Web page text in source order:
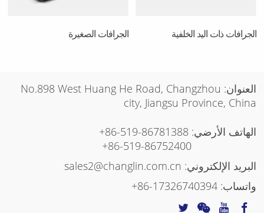
الجرافات ذات اليد الخلفية الجرافات الصغيرة
العنوان: No.898 West Huang He Road, Changzhou
city, Jiangsu Province, China
الهاتف الأرضي:+86-519-86781388
+86-519-86752400
البريد الإلكتروني: sales2@changlin.com.cn
واتساب:+86-17326740394
